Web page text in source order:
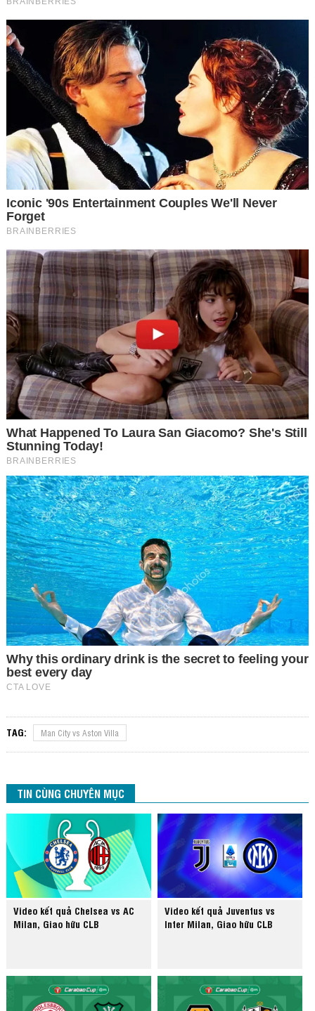
TAG: Man City vs Aston Villa
TIN CÙNG CHUYÊN MỤC
Video kết quả Chelsea vs AC
Milan, Giao hữu CLB
Video kết quả Juventus vs
Inter Milan, Giao hữu CLB